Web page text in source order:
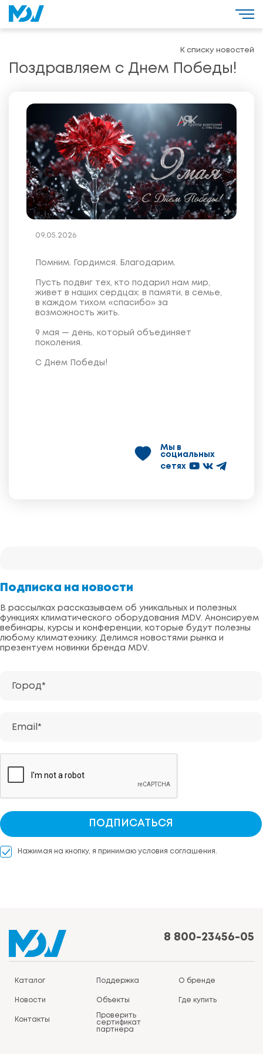
Поздравляем с Днем Победы!
К списку новостей
09.05.2026
Помним. Гордимся. Благодарим.
Пусть подвиг тех, кто подарил нам мир,
живет в наших сердцах: в памяти, в семье,
в каждом тихом «спасибо» за
возможность жить.
9 мая — день, который объединяет
поколения.
С Днем Победы!
Мы в
социальных
сетях
Подписка на новости
В рассылках рассказываем об уникальных и полезных
функциях климатического оборудования MDV. Анонсируем
вебинары, курсы и конференции, которые будут полезны
любому климатехнику. Делимся новостями рынка и
презентуем новинки бренда MDV.
Город*
Email*
ПОДПИСАТЬСЯ
Нажимая на кнопку, я принимаю условия соглашения.
8 800-23456-05
Каталог Поддержка О бренде
Новости Объекты Где купить
Контакты
Проверить
сертификат
партнера